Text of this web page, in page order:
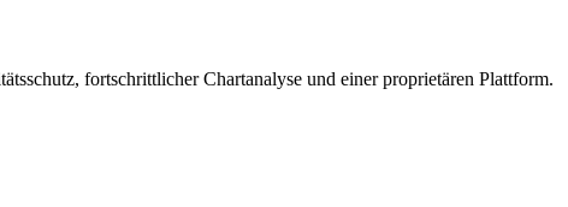
fortschrittlicher Chartanalyse und einer proprietären Plattform.